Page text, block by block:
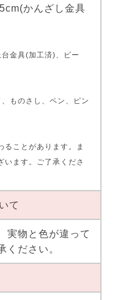
かんざし金具
金具(加工済)、ビー
ものさし、ペン、ピン
ことがあります。ま
います。ご了承くださ
て
実物と色が違って
ください。